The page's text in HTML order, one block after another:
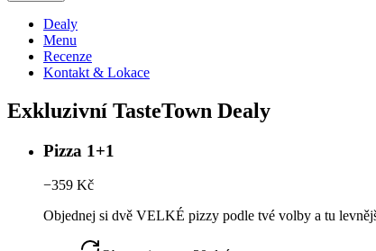
Dealy
Menu
Recenze
Kontakt & Lokace
Exkluzivní TasteTown Dealy
Pizza 1+1
−359 Kč
Objednej si dvě VELKÉ pizzy podle tvé volby a tu